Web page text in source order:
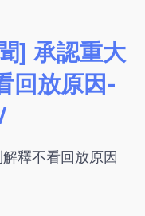
] 承認重大
回放原因-
釋不看回放原因